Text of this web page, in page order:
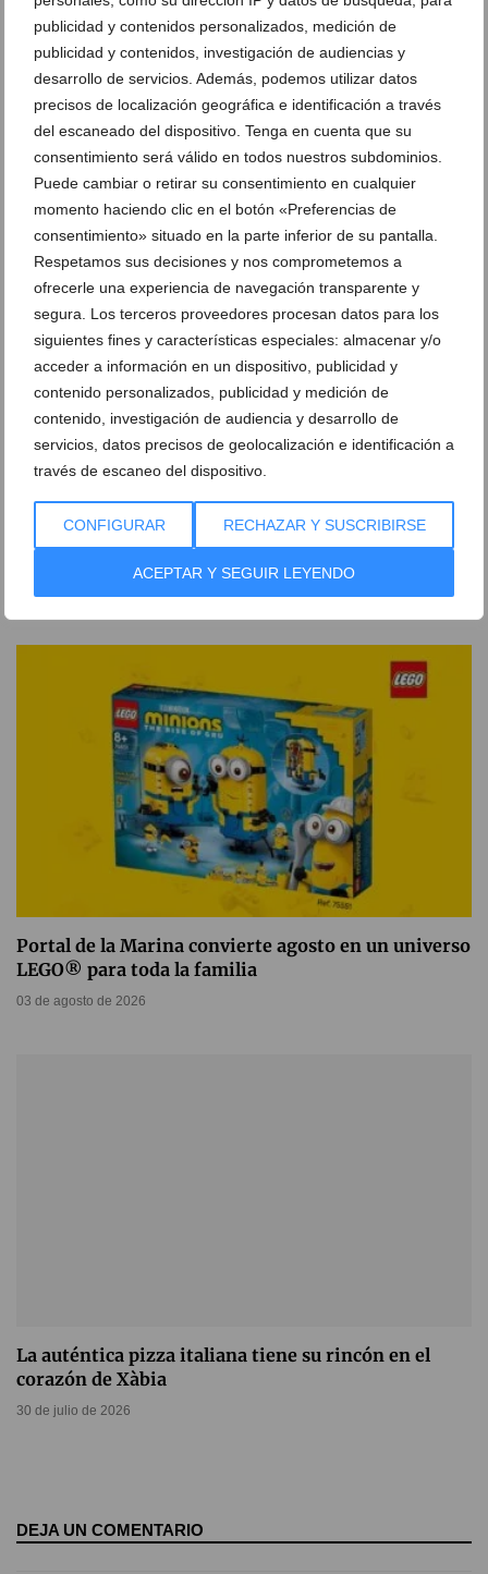
publicidad y contenidos personalizados, medición de
publicidad y contenidos, investigación de audiencias y
desarrollo de servicios. Además, podemos utilizar datos
precisos de localización geográfica e identificación a través
del escaneado del dispositivo. Tenga en cuenta que su
consentimiento será válido en todos nuestros subdominios.
Puede cambiar o retirar su consentimiento en cualquier
momento haciendo clic en el botón «Preferencias de
consentimiento» situado en la parte inferior de su pantalla.
Respetamos sus decisiones y nos comprometemos a
ofrecerle una experiencia de navegación transparente y
segura. Los terceros proveedores procesan datos para los
siguientes fines y características especiales: almacenar y/o
acceder a información en un dispositivo, publicidad y
contenido personalizados, publicidad y medición de
contenido, investigación de audiencia y desarrollo de
servicios, datos precisos de geolocalización e identificación a
través de escaneo del dispositivo.
CONFIGURAR RECHAZAR Y SUSCRIBIRSE
ACEPTAR Y SEGUIR LEYENDO
Disfruta en agosto de dos veladas de gastronomía,
vino y flamenco
05 de agosto de 2026
04 de agosto de 2026
Portal de la Marina convierte agosto en un universo
LEGO® para toda la familia
03 de agosto de 2026
La auténtica pizza italiana tiene su rincón en el
corazón de Xàbia
30 de julio de 2026
DEJA UN COMENTARIO